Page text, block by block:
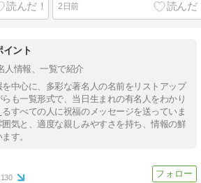
2日前
イント
人情報、一覧で紹介
中心に、多彩な著名人の名前をリストアップ
も一覧形式で、当日生まれの有名人をわかり
すべての人に祝福のメッセージを送っていま
気と、適度な親しみやすさを持ち、情報の鮮
す。
130